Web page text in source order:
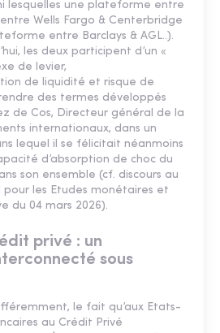
lesquelles une plateforme entre
entre Wells Fargo & Centerbridge
entre Barclays & AGL..).
les deux participent d’un «
de levier,
de liquidité et risque de
des termes développés
de Cos, Directeur général de la
internationaux, dans un
lequel il se félicitait néanmoins
d’absorption de choc du
son ensemble (cf. discours au
les Etudes monétaires et
du 04 mars 2026).
privé : un
sous
le fait qu’aux Etats-
au Crédit Privé